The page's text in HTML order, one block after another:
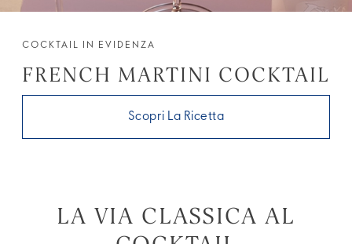
COCKTAIL IN EVIDENZA
FRENCH MARTINI COCKTAIL
Scopri La Ricetta
LA VIA CLASSICA AL